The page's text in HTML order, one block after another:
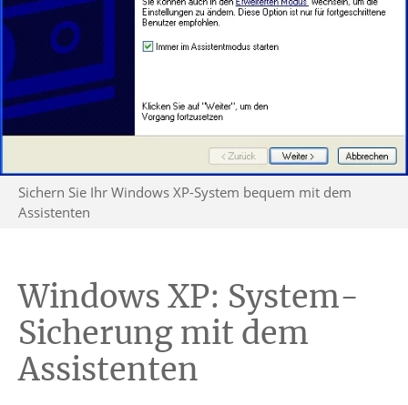
Sichern Sie Ihr Windows XP-System bequem mit dem
Assistenten
Windows XP: System-
Sicherung mit dem
Assistenten